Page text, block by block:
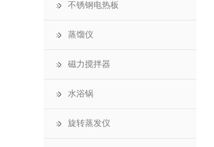
不锈钢电热板
蒸馏仪
磁力搅拌器
水浴锅
旋转蒸发仪